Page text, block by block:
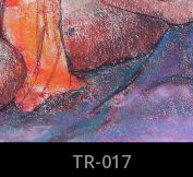
TR-017